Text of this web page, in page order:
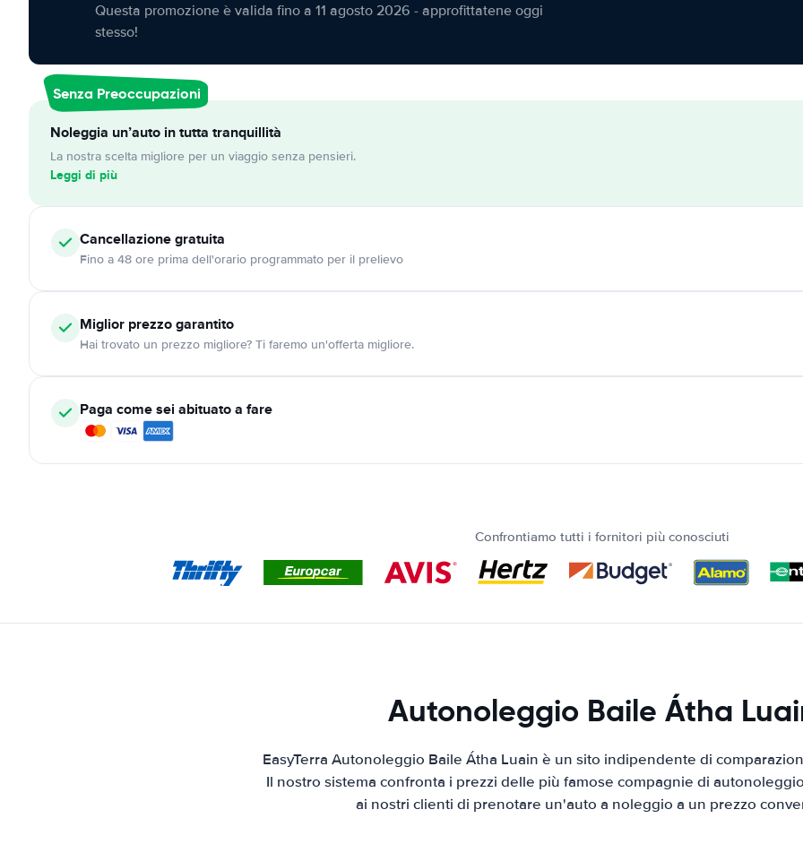
Questa promozione è valida fino a 11 agosto 2026 - approfittatene oggi
stesso!
Senza Preoccupazioni
Noleggia un’auto in tutta tranquillità
La nostra scelta migliore per un viaggio senza pensieri.
Leggi di più
Cancellazionegratuita
Fino a 48 ore prima dell'orario programmato per il prelievo
Miglior prezzo garantito
Hai trovato un prezzo migliore? Ti faremo un'offerta migliore.
Paga come sei abituato a fare
Confrontiamo tutti i fornitori più conosciuti
Autonoleggio Baile Átha
EasyTerra Autonoleggio Baile Átha Luain è un sito indipendente di
Il nostro sistema confronta i prezzi delle più famose compagnie di
ai nostri clienti di prenotare un'auto a noleggio a un prezzo